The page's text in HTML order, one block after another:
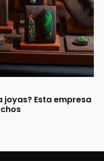
joyas? Esta empresa